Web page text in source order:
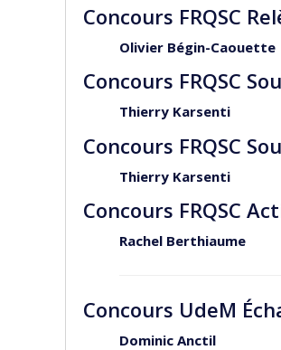
Concours FRQSC
Olivier Bégin-Caouette
Concours FRQSC
Thierry Karsenti
Concours FRQSC
Thierry Karsenti
Concours FRQSC
Rachel Berthiaume
Concours UdeM
Dominic Anctil